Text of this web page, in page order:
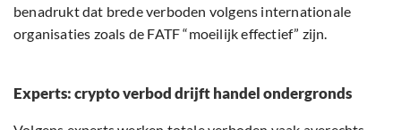
benadrukt dat brede verboden volgens internationale
organisaties zoals de FATF “moeilijk effectief” zijn.
Experts: crypto verbod drijft handel ondergronds